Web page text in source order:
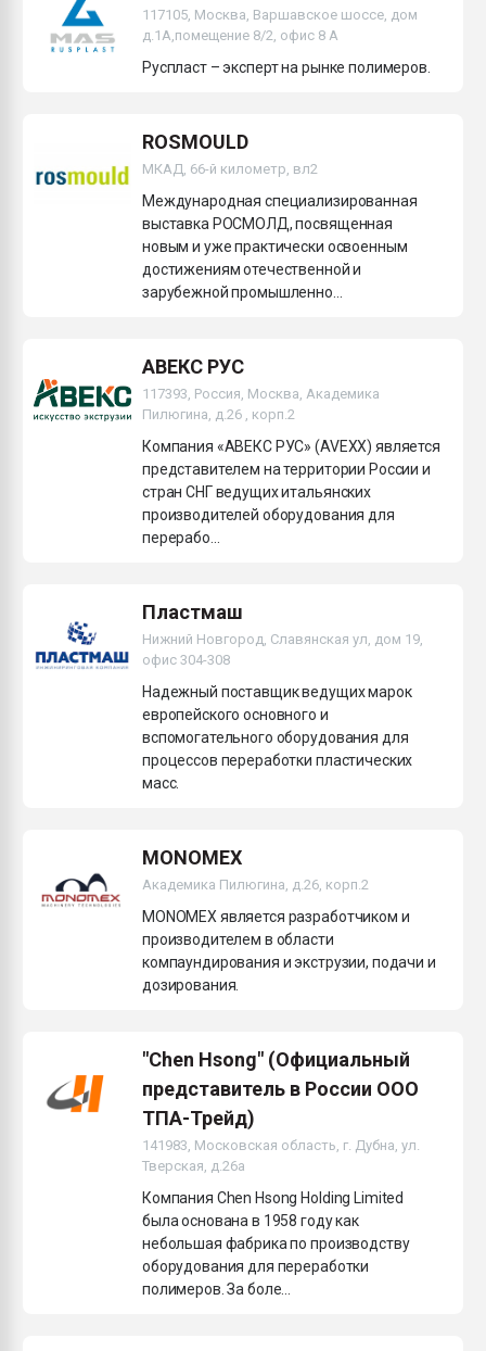
117105, Москва, Варшавское шоссе, дом
д.1А,помещение 8/2, офис 8 А
Руспласт – эксперт на рынке полимеров.
ROSMOULD
МКАД, 66-й километр, вл2
Международная специализированная
выставка РОСМОЛД, посвященная
новым и уже практически освоенным
достижениям отечественной и
зарубежной промышленно...
АВЕКС РУС
117393, Россия, Москва, Академика
Пилюгина, д.26 , корп.2
Компания «АВЕКС РУС» (AVEXX) является
представителем на территории России и
стран СНГ ведущих итальянских
производителей оборудования для
перерабо...
Пластмаш
Нижний Новгород, Славянская ул, дом 19,
офис 304-308
Надежный поставщик ведущих марок
европейского основного и
вспомогательного оборудования для
процессов переработки пластических
масс.
MONOMEX
Академика Пилюгина, д.26, корп.2
MONOMEX является разработчиком и
производителем в области
компаундирования и экструзии, подачи и
дозирования.
"Chen Hsong" (Официальный
представитель в России ООО
ТПА-Трейд)
141983, Московская область, г. Дубна, ул.
Тверская, д.26а
Компания Chen Hsong Holding Limited
была основана в 1958 году как
небольшая фабрика по производству
оборудования для переработки
полимеров. За боле...